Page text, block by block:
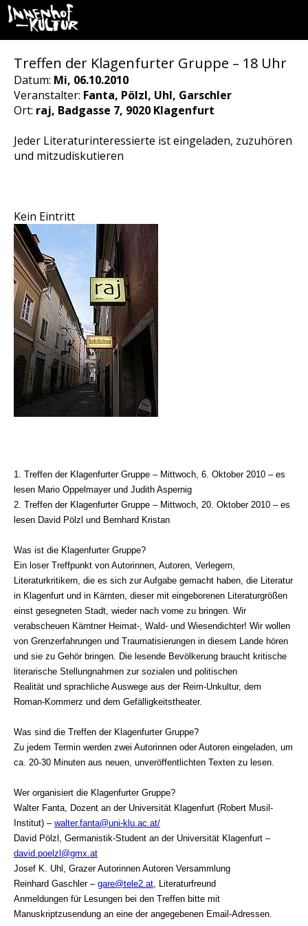
Treffen der Klagenfurter Gruppe – 18 Uhr
Datum: Mi, 06.10.2010
Veranstalter: Fanta, Pölzl, Uhl, Garschler
Ort: raj, Badgasse 7, 9020 Klagenfurt
Jeder Literaturinteressierte ist eingeladen, zuzuhören
und mitzudiskutieren
Kein Eintritt
1. Treffen der Klagenfurter Gruppe – Mittwoch, 6. Oktober 2010 – es
lesen Mario Oppelmayer und Judith Aspernig
2. Treffen der Klagenfurter Gruppe – Mittwoch, 20. Oktober 2010 – es
lesen David Pölzl und Bernhard Kristan
Was ist die Klagenfurter Gruppe?
Ein loser Treffpunkt von Autorinnen, Autoren, Verlegern,
Literaturkritikern, die es sich zur Aufgabe gemacht haben, die Literatur
in Klagenfurt und in Kärnten, dieser mit eingeborenen Literaturgrößen
einst gesegneten Stadt, wieder nach vorne zu bringen. Wir
verabscheuen Kärntner Heimat-, Wald- und Wiesendichter! Wir wollen
von Grenzerfahrungen und Traumatisierungen in diesem Lande hören
und sie zu Gehör bringen. Die lesende Bevölkerung braucht kritische
literarische Stellungnahmen zur sozialen und politischen
Realität und sprachliche Auswege aus der Reim-Unkultur, dem
Roman-Kommerz und dem Gefälligkeitstheater.
Was sind die Treffen der Klagenfurter Gruppe?
Zu jedem Termin werden zwei Autorinnen oder Autoren eingeladen, um
ca. 20-30 Minuten aus neuen, unveröffentlichten Texten zu lesen.
Wer organisiert die Klagenfurter Gruppe?
Walter Fanta, Dozent an der Universität Klagenfurt (Robert Musil-
Institut) – walter.fanta@uni-klu.ac.at/
David Pölzl, Germanistik-Student an der Universität Klagenfurt –
david.poelzl@gmx.at
Josef K. Uhl, Grazer Autorinnen Autoren Versammlung
Reinhard Gaschler – gare@tele2.at, Literaturfreund
Anmeldungen für Lesungen bei den Treffen bitte mit
Manuskriptzusendung an eine der angegebenen Email-Adressen.